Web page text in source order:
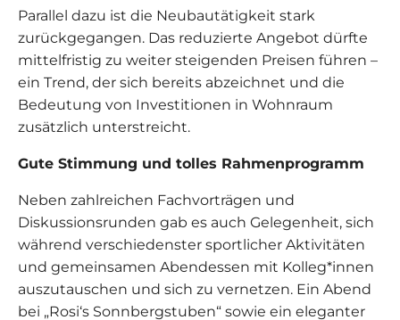
Parallel dazu ist die Neubautätigkeit stark
zurückgegangen. Das reduzierte Angebot dürfte
mittelfristig zu weiter steigenden Preisen führen –
ein Trend, der sich bereits abzeichnet und die
Bedeutung von Investitionen in Wohnraum
zusätzlich unterstreicht.
Gute Stimmung und tolles Rahmenprogramm
Neben zahlreichen Fachvorträgen und
Diskussionsrunden gab es auch Gelegenheit, sich
während verschiedenster sportlicher Aktivitäten
und gemeinsamen Abendessen mit Kolleg*innen
auszutauschen und sich zu vernetzen. Ein Abend
bei „Rosi‘s Sonnbergstuben“ sowie ein eleganter